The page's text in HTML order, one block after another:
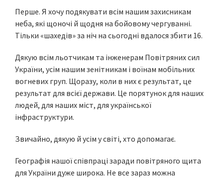
Перше. Я хочу подякувати всім нашим захисникам
неба, які щоночі й щодня на бойовому чергуванні.
Тільки «шахедів» за ніч на сьогодні вдалося збити 16.
Дякую всім льотчикам та інженерам Повітряних сил
України, усім нашим зенітникам і воїнам мобільних
вогневих груп. Щоразу, коли в них є результат, це
результат для всієї держави. Це порятунок для наших
людей, для наших міст, для української
інфраструктури.
Звичайно, дякую й усім у світі, хто допомагає.
Географія нашої співпраці заради повітряного щита
для України дуже широка. Не все зараз можна